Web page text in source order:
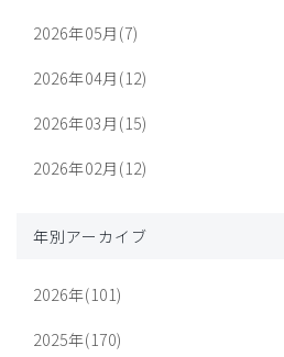
2026年05月(7)
2026年04月(12)
2026年03月(15)
2026年02月(12)
年別アーカイブ
2026年(101)
2025年(170)